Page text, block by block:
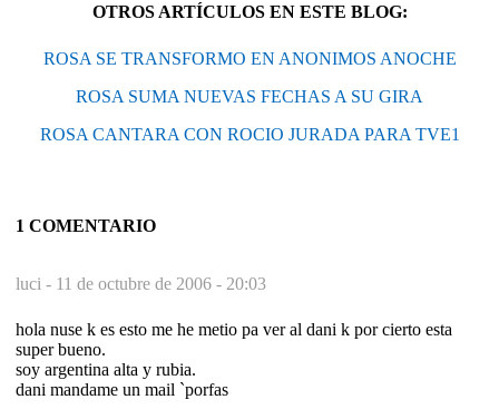
OTROS ARTÍCULOS EN ESTE BLOG:
ROSA SE TRANSFORMO EN ANONIMOS ANOCHE
ROSA SUMA NUEVAS FECHAS A SU GIRA
ROSA CANTARA CON ROCIO JURADA PARA TVE1
1 COMENTARIO
luci - 11 de octubre de 2006 - 20:03
hola nuse k es esto me he metio pa ver al dani k por cierto esta
super bueno.
soy argentina alta y rubia.
dani mandame un mail `porfas